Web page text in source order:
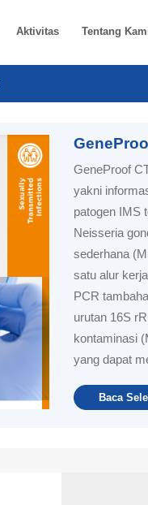
Aktivitas Tentang
GeneProof
yakni
patogen IMS
Neisseria
sederhana
satu alur
PCR
urutan 16S
kontaminasi
yang dapat
Baca